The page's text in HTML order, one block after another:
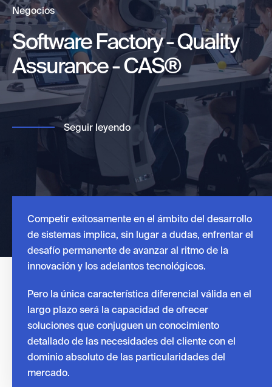
Negocios
Software Factory - Quality
Assurance - CAS®
Seguir leyendo
Competir exitosamente en el ámbito del desarrollo
de sistemas implica, sin lugar a dudas, enfrentar el
desafío permanente de avanzar al ritmo de la
innovación y los adelantos tecnológicos.
Pero la única característica diferencial válida en el
largo plazo será la capacidad de ofrecer
soluciones que conjuguen un conocimiento
detallado de las necesidades del cliente con el
dominio absoluto de las particularidades del
mercado.